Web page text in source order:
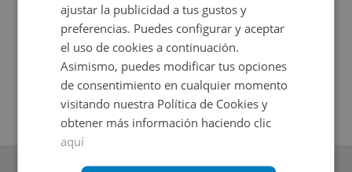
ajustar la publicidad a tus gustos y
preferencias. Puedes configurar y aceptar
el uso de cookies a continuación.
Asimismo, puedes modificar tus opciones
de consentimiento en cualquier momento
visitando nuestra Política de Cookies y
obtener más información haciendo clic
aquí